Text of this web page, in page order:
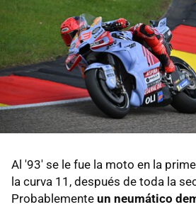
Al '93' se le fue la moto en la
la curva 11, después de toda la
Probablemente un neumático